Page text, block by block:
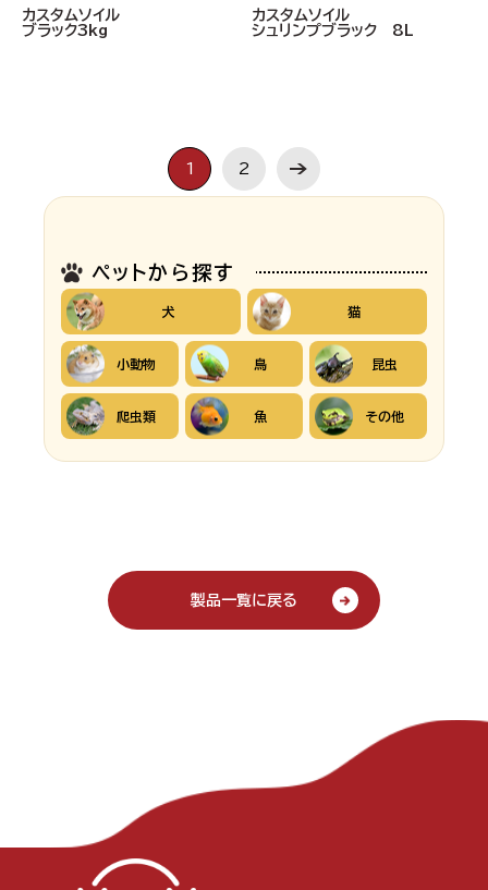
カスタムソイル
ブラック3kg
カスタムソイル
シュリンプブラック 8L
1 2
ペットから探す
犬 猫
小動物 鳥 昆虫
爬虫類 魚 その他
製品一覧に戻る